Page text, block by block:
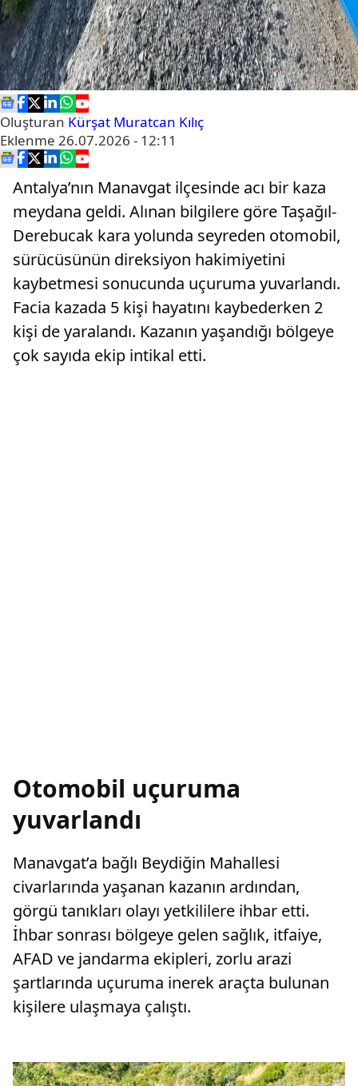
Oluşturan Kürşat Muratcan Kılıç
Eklenme 26.07.2026 - 12:11
Antalya’nın Manavgat ilçesinde acı bir kaza
meydana geldi. Alınan bilgilere göre Taşağıl-
Derebucak kara yolunda seyreden otomobil,
sürücüsünün direksiyon hakimiyetini
kaybetmesi sonucunda uçuruma yuvarlandı.
Facia kazada 5 kişi hayatını kaybederken 2
kişi de yaralandı. Kazanın yaşandığı bölgeye
çok sayıda ekip intikal etti.
Otomobil uçuruma
yuvarlandı
Manavgat’a bağlı Beydiğin Mahallesi
civarlarında yaşanan kazanın ardından,
görgü tanıkları olayı yetkililere ihbar etti.
İhbar sonrası bölgeye gelen sağlık, itfaiye,
AFAD ve jandarma ekipleri, zorlu arazi
şartlarında uçuruma inerek araçta bulunan
kişilere ulaşmaya çalıştı.